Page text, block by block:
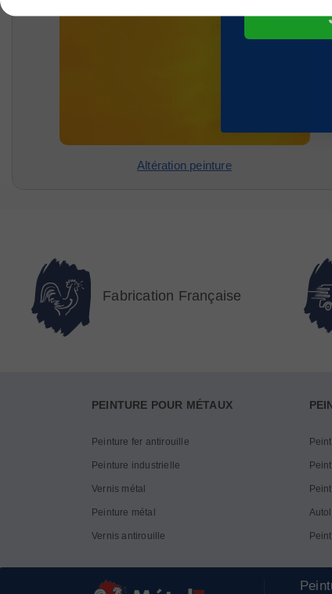
Altération peinture
Fabrication Française
PEINTURE POUR MÉTAUX
Peinture fer antirouille
Peinture industrielle
Vernis métal
Peinture métal
Vernis antirouille